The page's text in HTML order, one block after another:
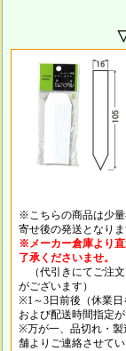
※こちらの商品は少量
寄せ後の発送となり
※メーカー倉庫より
了承くださいませ。
（代引きにてご注文
がございます）
※1～3日前後（休業日
および配送時間指定
※万が一、品切れ・製
舗よりご連絡させてい